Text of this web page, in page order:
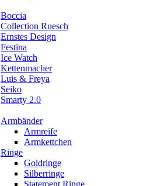
Boccia
Collection Ruesch
Ernstes Design
Festina
Ice Watch
Kettenmacher
Luis & Freya
Seiko
Smarty 2.0
Armbänder
Armreife
Armkettchen
Ringe
Goldringe
Silberringe
Statement Ringe